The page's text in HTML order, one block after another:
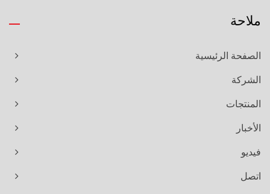
ملاحة
الصفحة الرئيسية
الشركة
المنتجات
الأخبار
فيديو
اتصل